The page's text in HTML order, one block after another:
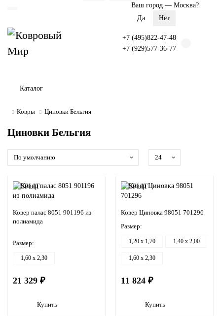
Ваш город — Москва?
+7 (495)822-47-48
+7 (929)577-36-77
Каталог
Ковры Циновки Бельгия
Циновки Бельгия
Ковер палас 8051 901196 из
полиамида
Размер:
1,60 x 2,30
21 329 ₽
Купить
Ковер Циновка 98051 701296
Размер:
1,20 x 1,70 1,40 x 2,00
1,60 x 2,30
11 824 ₽
Купить